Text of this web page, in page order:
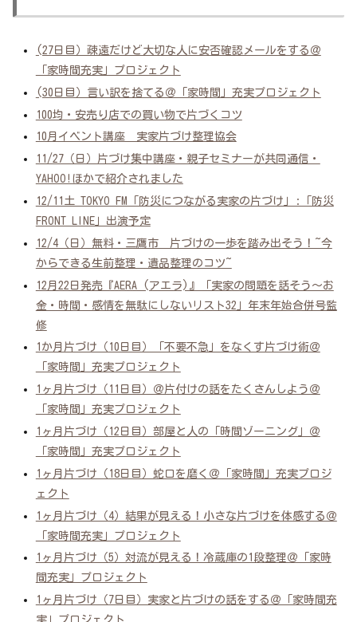
(27日目）疎遠だけど大切な人に安否確認メールをする＠
「家時間充実」プロジェクト
(30日目）言い訳を捨てる＠「家時間」充実プロジェクト
100均・安売り店での買い物で片づくコツ
10月イベント講座 実家片づけ整理協会
11/27（日）片づけ集中講座・親子セミナーが共同通信・
YAHOO!ほかで紹介されました
12/11土 TOKYO FM「防災につながる実家の片づけ」:「防災
FRONT LINE」出演予定
12/4（日）無料・三鷹市 片づけの一歩を踏み出そう！~今
からできる生前整理・遺品整理のコツ~
12月22日発売『AERA (アエラ)』「実家の問題を話そう～お
金・時間・感情を無駄にしないリスト32」年末年始合併号監
修
1か月片づけ（10日目）「不要不急」をなくす片づけ術＠
「家時間」充実プロジェクト
1ヶ月片づけ（11日目）＠片付けの話をたくさんしよう＠
「家時間」充実プロジェクト
1ヶ月片づけ（12日目）部屋と人の「時間ゾーニング」＠
「家時間」充実プロジェクト
1ヶ月片づけ（18日目）蛇口を磨く＠「家時間」充実プロジ
ェクト
1ヶ月片づけ（4）結果が見える！小さな片づけを体感する＠
「家時間充実」プロジェクト
1ヶ月片づけ（5）対流が見える！冷蔵庫の1段整理＠「家時
間充実」プロジェクト
1ヶ月片づけ（7日目）実家と片づけの話をする＠「家時間充